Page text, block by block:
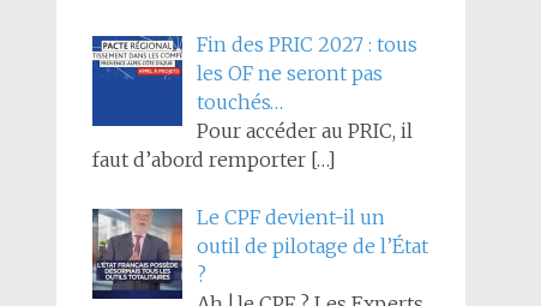
Fin des PRIC 2027 : tous
les OF ne seront pas
touchés…
Pour accéder au PRIC, il
faut d’abord remporter […]
Le CPF devient-il un
outil de pilotage de l’État
?